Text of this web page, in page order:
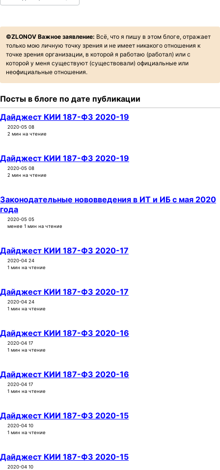
НАПИСАТЬ
GITFLIC
©ZLONOV Важное заявление: Всё, что я пишу в этом блоге, отражает
только мою личную точку зрения и не имеет никакого отношения к
точке зрения организации, в которой я работаю (работал) или с
которой у меня существуют (существовали) официальные или
неофициальные отношения.
Посты в блоге по дате публикации
Дайджест КИИ 187-ФЗ 2020-19
2020-05 08
2 мин на чтение
Дайджест КИИ 187-ФЗ 2020-19
2020-05 08
2 мин на чтение
Законодательные нововведения в ИТ и ИБ с мая 2020
года
2020-05 05
менее 1 мин на чтение
Дайджест КИИ 187-ФЗ 2020-17
2020-04 24
1 мин на чтение
Дайджест КИИ 187-ФЗ 2020-17
2020-04 24
1 мин на чтение
Дайджест КИИ 187-ФЗ 2020-16
2020-04 17
1 мин на чтение
Дайджест КИИ 187-ФЗ 2020-16
2020-04 17
1 мин на чтение
Дайджест КИИ 187-ФЗ 2020-15
2020-04 10
1 мин на чтение
Дайджест КИИ 187-ФЗ 2020-15
2020-04 10